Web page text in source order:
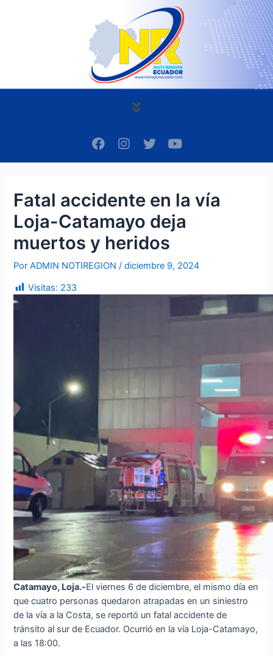
Menú
F
a
c
o
k
I
n
s
g
a
m
T
w
i
e
Y
o
u
b
e
Fatal accidente en la vía
Loja-Catamayo deja
muertos y heridos
PorADMIN NOTIREGION/diciembre 9, 2024
Visitas: 233
Catamayo, Loja.-El viernes 6 de diciembre, el mismo día en
que cuatro personas quedaron atrapadas en un siniestro
de la vía a la Costa, se reportó un fatal accidente de
tránsito al sur de Ecuador. Ocurrió en la vía Loja-Catamayo,
a las 18:00.